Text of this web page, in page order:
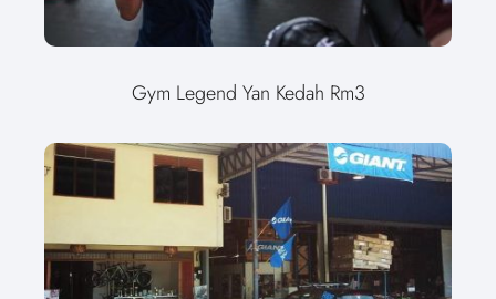
Gym Legend Yan Kedah Rm3